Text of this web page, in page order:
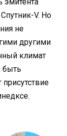
V. Но
не
другими
климат
быть